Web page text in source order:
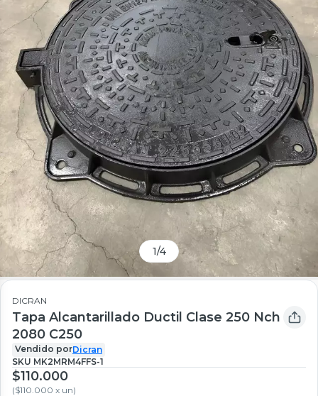
1/4
DICRAN
Tapa Alcantarillado Ductil Clase 250 Nch
2080 C250
Vendido porDicran
SKU MK2MRM4FFS-1
$110.000
($110.000 x un)